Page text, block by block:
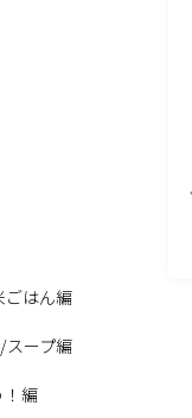
ごはん編
スープ編
！編